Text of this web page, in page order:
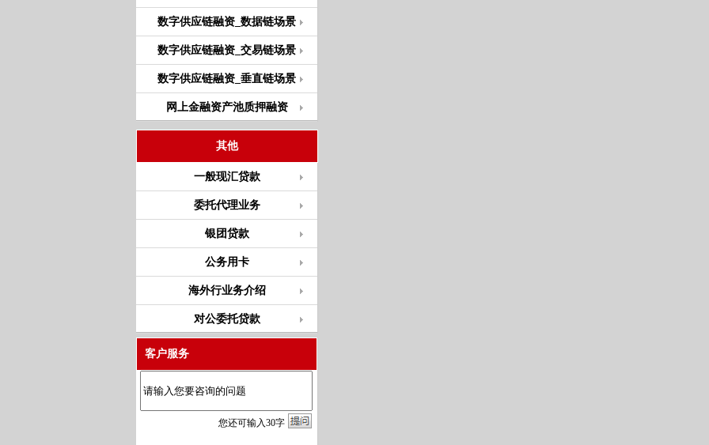
数字供应链融资_数据链场景
数字供应链融资_交易链场景
数字供应链融资_垂直链场景
网上金融资产池质押融资
其他
一般现汇贷款
委托代理业务
银团贷款
公务用卡
海外行业务介绍
对公委托贷款
客户服务
您还可输入30字